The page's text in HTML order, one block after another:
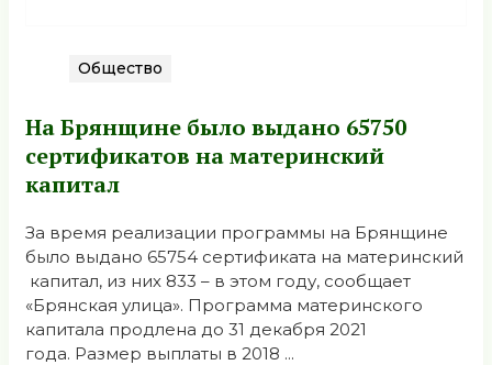
Общество
На Брянщине было выдано 65750
сертификатов на материнский
капитал
За время реализации программы на Брянщине
было выдано 65754 сертификата на материнский
капитал, из них 833 – в этом году, сообщает
«Брянская улица». Программа материнского
капитала продлена до 31 декабря 2021
года. Размер выплаты в 2018 ...